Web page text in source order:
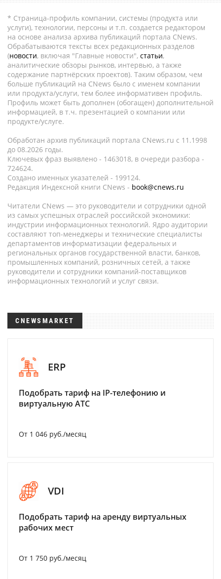
* Страница-профиль компании, системы (продукта или
услуги), технологии, персоны и т.п. создается редактором
на основе анализа архива публикаций портала CNews.
Обрабатываются тексты всех редакционных разделов
(новости, включая "Главные новости", статьи,
аналитические обзоры рынков, интервью, а также
содержание партнёрских проектов). Таким образом, чем
больше публикаций на CNews было с именем компании
или продукта/услуги, тем более информативен профиль.
Профиль может быть дополнен (обогащен) дополнительной
информацией, в т.ч. презентацией о компании или
продукте/услуге.
Обработан архив публикаций портала CNews.ru c 11.1998
до 08.2026 годы.
Ключевых фраз выявлено - 1463018, в очереди разбора -
724624.
Создано именных указателей - 199124.
Редакция Индексной книги CNews - book@cnews.ru
Читатели CNews — это руководители и сотрудники одной
из самых успешных отраслей российской экономики:
индустрии информационных технологий. Ядро аудитории
составляют топ-менеджеры и технические специалисты
департаментов информатизации федеральных и
региональных органов государственной власти, банков,
промышленных компаний, розничных сетей, а также
руководители и сотрудники компаний-поставщиков
информационных технологий и услуг связи.
CNEWSMARKET
ERP
Подобрать тариф на IP-телефонию и
виртуальную АТС
От 1 046 руб./месяц
VDI
Подобрать тариф на аренду виртуальных
рабочих мест
От 1 750 руб./месяц